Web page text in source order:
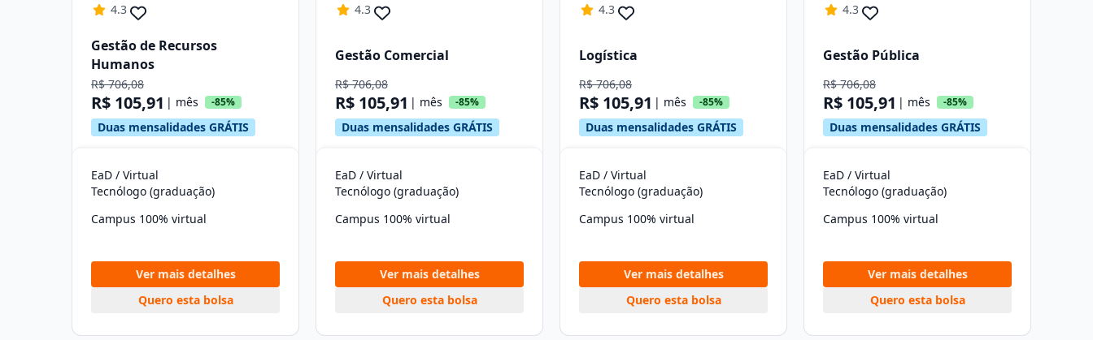
4.3
Gestão de Recursos
Humanos
R$ 706,08
R$ 105,91 | mês -85%
Duas mensalidades GRÁTIS
EaD / Virtual
Tecnólogo (graduação)
Campus 100% virtual
Ver mais detalhes
Quero esta bolsa
4.3
Gestão Comercial
R$ 706,08
R$ 105,91 | mês -85%
Duas mensalidades GRÁTIS
EaD / Virtual
Tecnólogo (graduação)
Campus 100% virtual
Ver mais detalhes
Quero esta bolsa
4.3
Logística
R$ 706,08
R$ 105,91 | mês -85%
Duas mensalidades GRÁTIS
EaD / Virtual
Tecnólogo (graduação)
Campus 100% virtual
Ver mais detalhes
Quero esta bolsa
4.3
Gestão Pública
R$ 706,08
R$ 105,91 | mês -85%
Duas mensalidades GRÁTIS
EaD / Virtual
Tecnólogo (graduação)
Campus 100% virtual
Ver mais detalhes
Quero esta bolsa